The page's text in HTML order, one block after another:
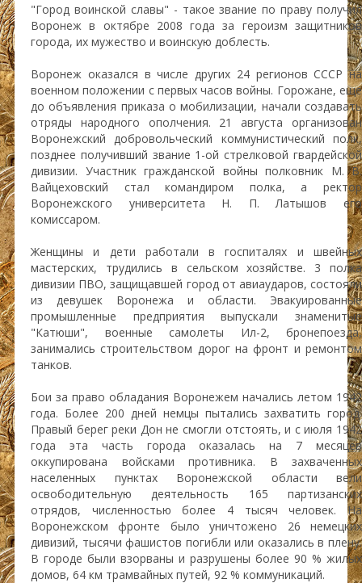
"Город воинской славы" - такое звание по праву получил
Воронеж в октябре 2008 года за героизм защитников
города, их мужество и воинскую доблесть.
Воронеж оказался в числе других 24 регионов СССР на
военном положении с первых часов войны. Горожане, еще
до объявления приказа о мобилизации, начали создавать
отряды народного ополчения. 21 августа организован
Воронежский добровольческий коммунистический полк,
позднее получивший звание 1-ой стрелковой гвардейской
дивизии. Участник гражданской войны полковник М. В.
Вайцеховский стал командиром полка, а ректор
Воронежского университета Н. П. Латышов его
комиссаром.
Женщины и дети работали в госпиталях и швейных
мастерских, трудились в сельском хозяйстве. 3 полка
дивизии ПВО, защищавшей город от авиаударов, состояли
из девушек Воронежа и области. Эвакуированные
промышленные предприятия выпускали знаменитые
"Катюши", военные самолеты Ил-2, бронепоезда,
занимались строительством дорог на фронт и ремонтом
танков.
Бои за право обладания Воронежем начались летом 1942
года. Более 200 дней немцы пытались захватить город.
Правый берег реки Дон не смогли отстоять, и с июля 1942
года эта часть города оказалась на 7 месяцев
оккупирована войсками противника. В захваченных
населенных пунктах Воронежской области вели
освободительную деятельность 165 партизанских
отрядов, численностью более 4 тысяч человек. На
Воронежском фронте было уничтожено 26 немецких
дивизий, тысячи фашистов погибли или оказались в плену.
В городе были взорваны и разрушены более 90 % жилых
домов, 64 км трамвайных путей, 92 % коммуникаций.